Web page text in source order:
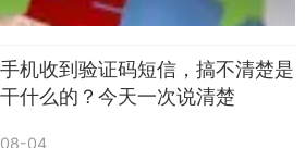
赔请点链接登记
点击重新核实
家网购多、担心包裹出问题的
手机收到验证码短信，搞不清楚是
干什么的？今天一次说清楚
08-04